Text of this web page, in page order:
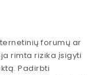
forumų ar
rimta rizika įsigyti
Padirbti